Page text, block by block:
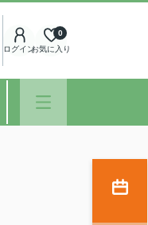
ログインお気に入り
0